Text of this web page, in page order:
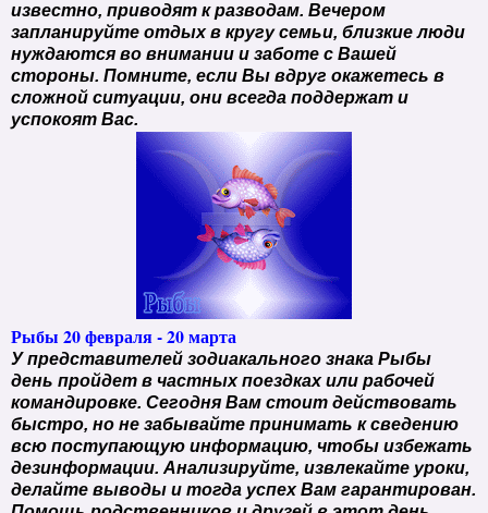
известно, приводят к разводам. Вечером
запланируйте отдых в кругу семьи, близкие люди
нуждаются во внимании и заботе с Вашей
стороны. Помните, если Вы вдруг окажетесь в
сложной ситуации, они всегда поддержат и
успокоят Вас.
Рыбы 20 февраля - 20 марта
У представителей зодиакального знака Рыбы
день пройдет в частных поездках или рабочей
командировке. Сегодня Вам стоит действовать
быстро, но не забывайте принимать к сведению
всю поступающую информацию, чтобы избежать
дезинформации. Анализируйте, извлекайте уроки,
делайте выводы и тогда успех Вам гарантирован.